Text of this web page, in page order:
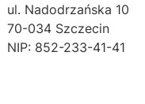
ul. Nadodrzańska 10
70-034 Szczecin
NIP: 852-233-41-41